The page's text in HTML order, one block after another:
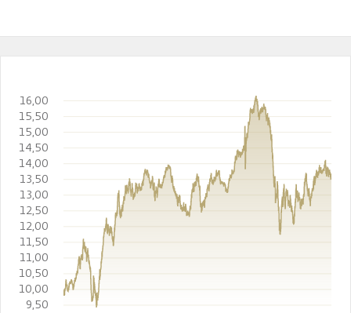
9,50
10,00
10,50
11,00
11,50
12,00
12,50
13,00
13,50
14,00
14,50
15,00
15,50
16,00